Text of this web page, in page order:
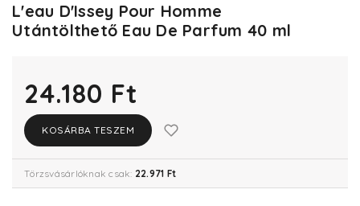
L'eau D'Issey Pour Homme
Utántölthető Eau De Parfum 40 ml
24.180 Ft
KOSÁRBA TESZEM
Törzsvásárlóknak csak: 22.971 Ft